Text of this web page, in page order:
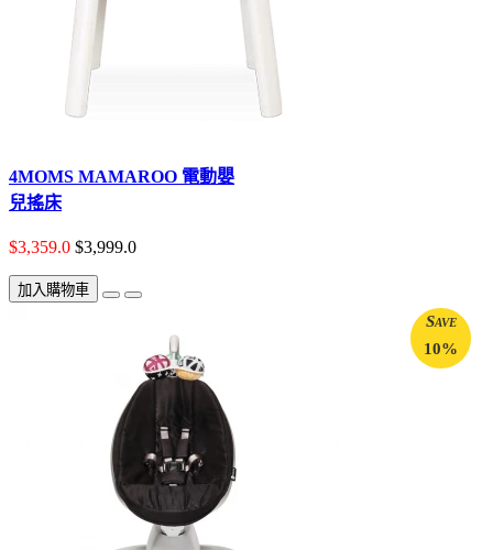
4MOMS MAMAROO 電動嬰
兒搖床
$3,359.0 $3,999.0
加入購物車
Save
10%